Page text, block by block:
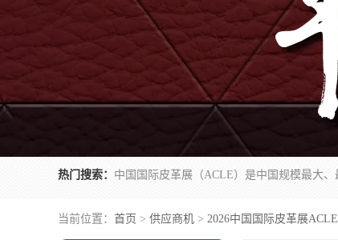
热门搜索：
当前位置： 首页 > 供应商机 > 2026中国国际皮革展ACLE